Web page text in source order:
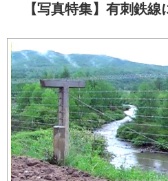
【写真特集】有刺鉄